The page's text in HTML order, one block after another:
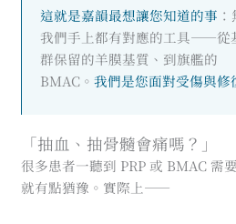
這就是嘉韻最想讓您知道的事
我們手上都有對應的工具——從
群保留的羊膜基質、到旗艦的
BMAC。 我們是您面對受傷與修
「抽血、抽骨髓會痛嗎？」
很多患者一聽到 PRP 或 BMAC 需
就有點猶豫。實際上——